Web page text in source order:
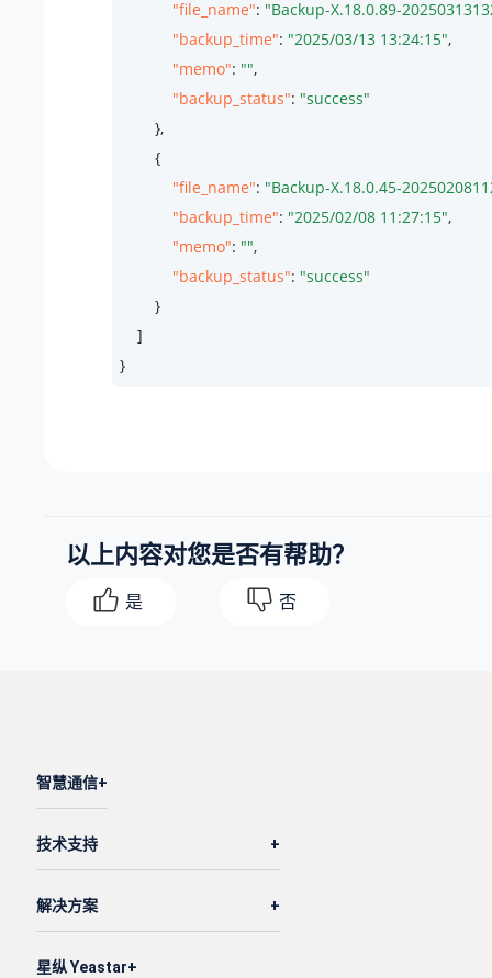
"file_name": "Backup-X.18.0.89-
"backup_time": "2025/03/13 13:24:15",
"memo": "",
"backup_status": "success"
        },
        {
"file_name": "Backup-X.18.0.45-
"backup_time": "2025/02/08 11:27:15",
"memo": "",
"backup_status": "success"
        }
    ]
}
以上内容对您是否有帮助？
是 否
智慧通信
技术支持
解决方案
星纵 Yeastar